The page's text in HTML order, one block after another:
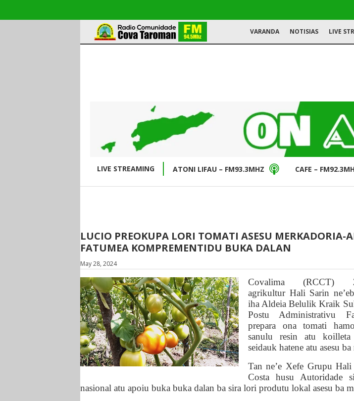
VARANDA NOTISIAS LIVE
LIVE STREAMING ATONI LIFAU – FM93.3MHZ CAFE –
LUCIO PREOKUPA LORI TOMATI ASESU MERKADORIA-
FATUMEA KOMPREMENTIDU BUKA DALAN
May 28, 2024
Covalima (RCCT)
agrikultur Hali Sarin
iha Aldeia Belulik Kraik
Postu Administrativu
prepara ona tomati
sanulu resin atu
seidauk hatene atu asesu
Tan ne’e Xefe Grupu
Costa husu Autoridade
nasional atu apoiu buka buka dalan ba sira lori produtu lokal asesu ba